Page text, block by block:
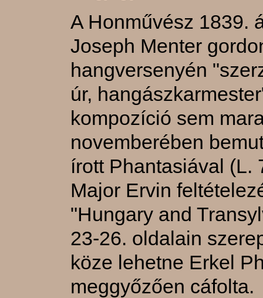
A Honművész 1839.
Joseph Menter
hangversenyén
úr,
kompozíció sem
novemberében
írott Phantasiával (L.
Major Ervin
"Hungary and
23-26. oldalain
köze lehetne Erkel
meggyőzően cáfolta.